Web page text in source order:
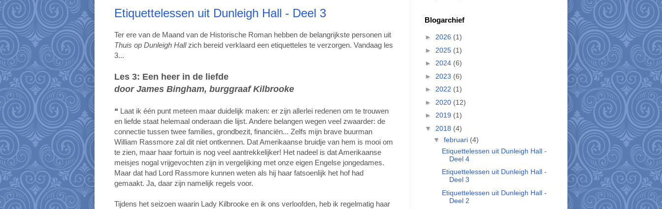
Etiquettelessen uit Dunleigh Hall - Deel 3
Ter ere van de Maand van de Historische Roman hebben de belangrijkste personen uit
Thuis op Dunleigh Hallzich bereid verklaard een etiquetteles te verzorgen. Vandaag les
3...
Les 3: Een heer in de liefde
door James Bingham, burggraaf Kilbrooke
❝ Laat ik één punt meteen maar duidelijk maken: er zijn allerlei redenen om te trouwen
en liefde staat helemaal onderaan die lijst. Andere belangen wegen veel zwaarder: de
connectie tussen twee families, grondbezit, financiën... Zelfs mijn brave buurman
William Rassmore zal dit niet ontkennen. Dat Amerikaanse bruidje van hem is mooi om
te zien, maar haar fortuin is nog veel aantrekkelijker! Het nadeel is dat Amerikaanse
meisjes nogal vrijgevochten zijn in vergelijking met onze eigen Engelse jongedames.
Maar dat had Lord Rassmore kunnen weten als hij haar fatsoenlijk het hof had
gemaakt. Ja, daar zijn namelijk regels voor.
Tijdens het seizoen waarin Lady Kilbrooke en ik ons verloofden, heb ik regelmatig haar
Blogarchief
► 2026 (1)
► 2025 (1)
► 2024 (6)
► 2023 (6)
► 2022 (1)
► 2020 (12)
► 2019 (1)
▼ 2018 (4)
▼ februari (4)
Etiquettelessen uit Dunleigh Hall -
Deel 4
Etiquettelessen uit Dunleigh Hall -
Deel 3
Etiquettelessen uit Dunleigh Hall -
Deel 2